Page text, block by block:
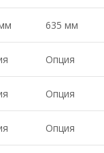
635 мм
Опция
Опция
Опция